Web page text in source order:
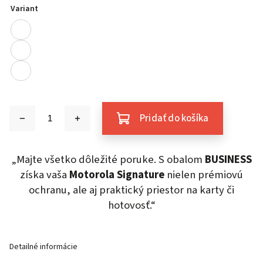
Variant
Pridať do košíka
„Majte všetko dôležité poruke. S obalom BUSINESS
získa vaša Motorola Signature nielen prémiovú
ochranu, ale aj praktický priestor na karty či
hotovosť.“
Detailné informácie